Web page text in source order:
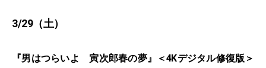
3/29（土）
『男はつらいよ 寅次郎春の夢』＜4Kデジタル修復版＞